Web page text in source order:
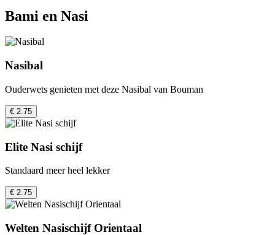
Bami en Nasi
Nasibal
Ouderwets genieten met deze Nasibal van Bouman
€ 2.75
Elite Nasi schijf
Standaard meer heel lekker
€ 2.75
Welten Nasischijf Orientaal